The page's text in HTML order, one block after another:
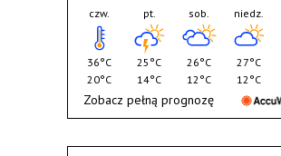
czw.
36°C
20°C
pt.
25°C
14°C
sob.
26°C
12°C
niedz.
27°C
12°C
Zobacz pełną prognozę